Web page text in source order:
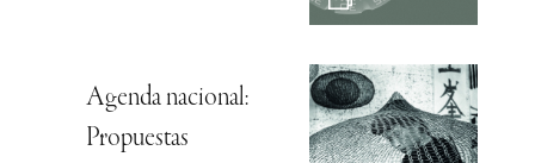
Agenda nacional:
Propuestas